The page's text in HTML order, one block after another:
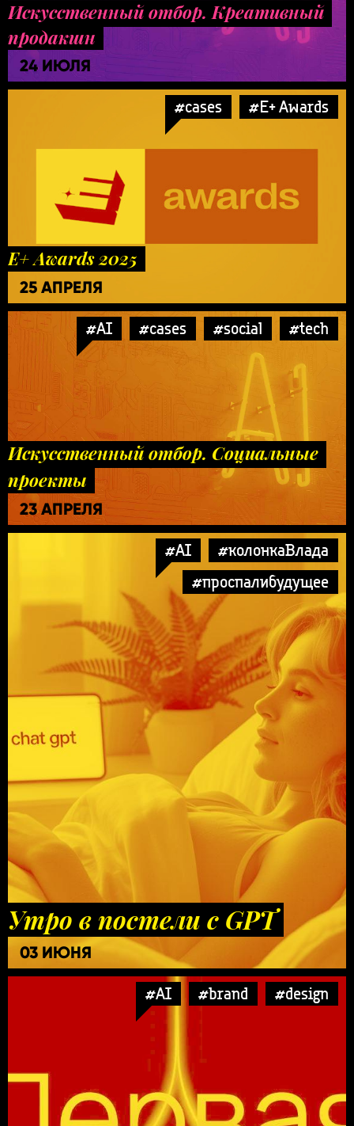
Искусственный отбор. Креативный
продакшн
24 ИЮЛЯ
#cases #E+ Awards
E+ Awards 2025
25 АПРЕЛЯ
#AI #cases #social #tech
Искусственный отбор. Социальные
проекты
23 АПРЕЛЯ
#AI
#колонкаВлада
#проспалибудущее
Утро в постели с GPT
03 ИЮНЯ
#AI #brand #design